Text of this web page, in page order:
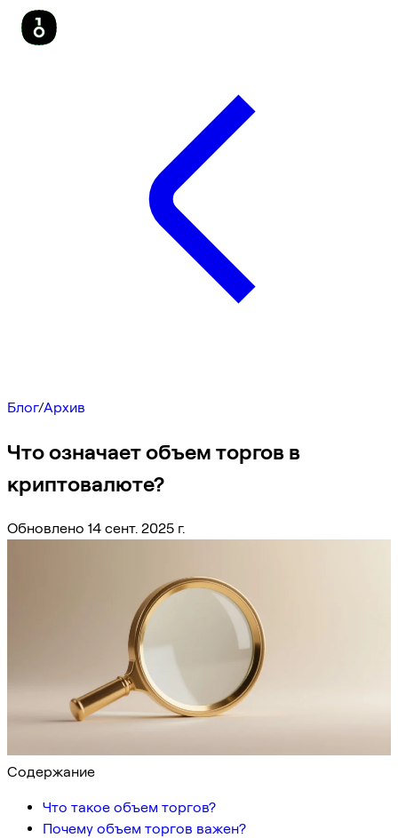
Блог/Архив
Что означает объем торгов в
криптовалюте?
Обновлено 14 сент. 2025 г.
Содержание
Что такое объем торгов?
Почему объем торгов важен?